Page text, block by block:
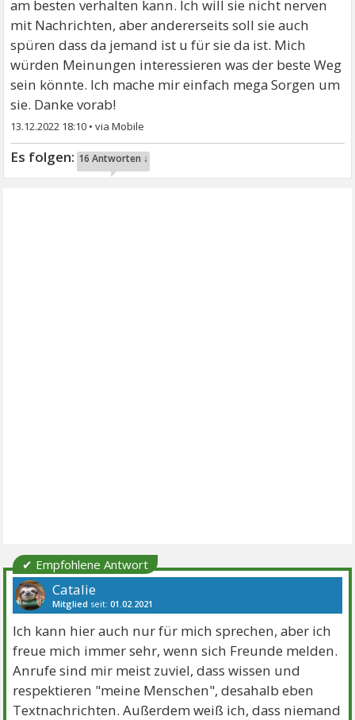
am besten verhalten kann. Ich will sie nicht nerven
mit Nachrichten, aber andererseits soll sie auch
spüren dass da jemand ist u für sie da ist. Mich
würden Meinungen interessieren was der beste Weg
sein könnte. Ich mache mir einfach mega Sorgen um
sie. Danke vorab!
13.12.2022 18:10 •
16 Antworten ↓
✔ Empfohlene Antwort
Catalie
Mitglied seit:01.02.2021
Ich kann hier auch nur für mich sprechen, aber ich
freue mich immer sehr, wenn sich Freunde melden.
Anrufe sind mir meist zuviel, dass wissen und
respektieren "meine Menschen", desahalb eben
Textnachrichten. Außerdem weiß ich, dass niemand